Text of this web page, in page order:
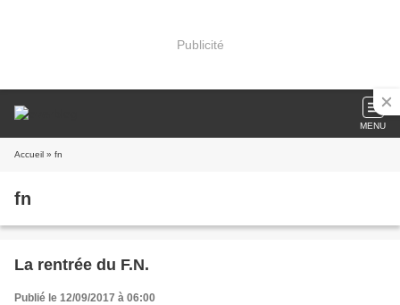
Publicité
MENU
Accueil » fn
fn
La rentrée du F.N.
Publié le 12/09/2017 à 06:00